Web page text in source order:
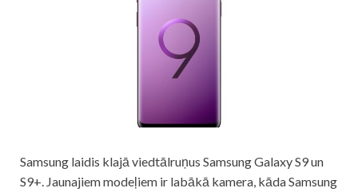
Samsung laidis klajā viedtālruņus Samsung Galaxy S9 un
S9+. Jaunajiem modeļiem ir labākā kamera, kāda Samsung